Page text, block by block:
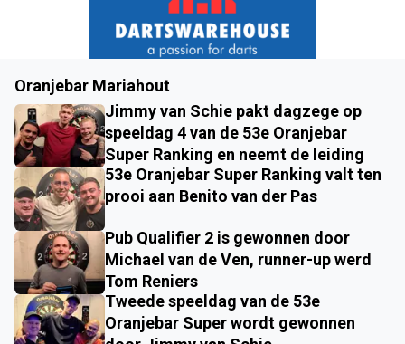
Oranjebar Mariahout
Jimmy van Schie pakt dagzege op
speeldag 4 van de 53e Oranjebar
Super Ranking en neemt de leiding
53e Oranjebar Super Ranking valt ten
prooi aan Benito van der Pas
Pub Qualifier 2 is gewonnen door
Michael van de Ven, runner-up werd
Tom Reniers
Tweede speeldag van de 53e
Oranjebar Super wordt gewonnen